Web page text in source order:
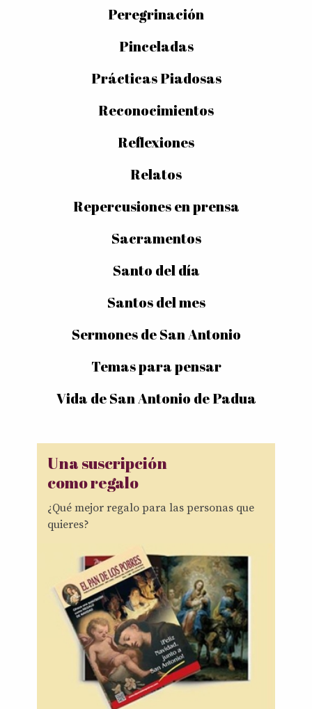
Peregrinación
Pinceladas
Prácticas Piadosas
Reconocimientos
Reflexiones
Relatos
Repercusiones en prensa
Sacramentos
Santo del día
Santos del mes
Sermones de San Antonio
Temas para pensar
Vida de San Antonio de Padua
Una suscripción
como regalo
¿Qué mejor regalo para las personas que
quieres?